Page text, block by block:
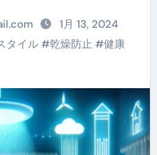
1月 13, 2024
タイル#乾燥防止#健康